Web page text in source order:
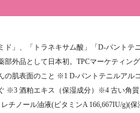
ド」、「トラネキサム酸」「D-パントテ
部外品として日本初。TPCマーケティン
の肌表面のこと ※1 D-パントテニルア
※3 酒粕エキス（保湿成分）※4 古い角
ノール油液(ビタミンA 166,667IU/g)(保